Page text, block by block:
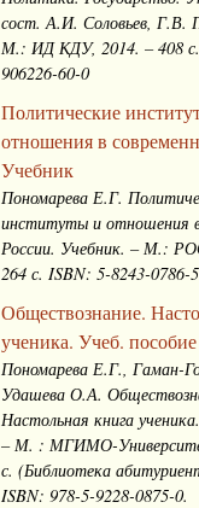
сост. А.И. Соловьев, Г.В.
М.: ИД КДУ, 2014. – 408
906226-60-0
Политические
отношения в
Учебник
Пономарева Е.Г.
институты и отношения
России. Учебник. – М.:
264 с. ISBN: 5-8243-0786-5
Обществознание.
ученика. Учеб. пособие
Пономарева Е.Г., Гаман-
Удашева О.А.
Настольная книга
– М. : МГИМО-
с. (Библиотека
ISBN: 978-5-9228-0875-0.